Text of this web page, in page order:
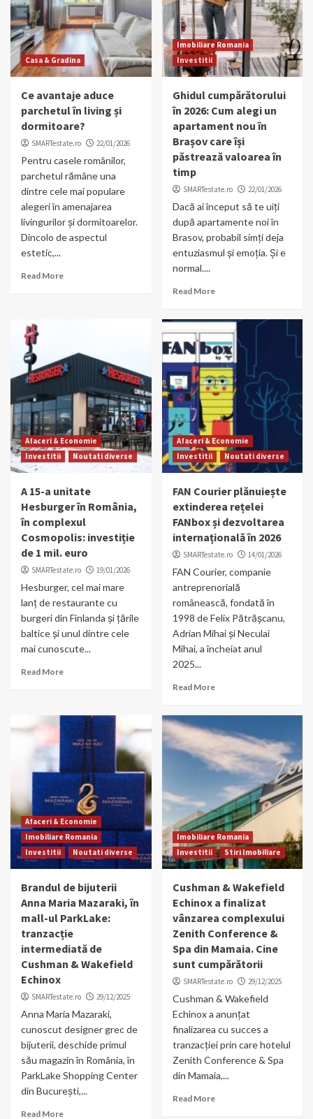
Casa & Gradina
Ce avantaje aduce
parchetul în living și
dormitoare?
SMARTestate.ro 22/01/2026
Pentru casele românilor,
parchetul rămâne una
dintre cele mai populare
alegeri în amenajarea
livingurilor și dormitoarelor.
Dincolo de aspectul
estetic,...
Read More
Imobiliare Romania
Investitii
Ghidul cumpărătorului
în 2026: Cum alegi un
apartament nou în
Brașov care își
păstrează valoarea în
timp
SMARTestate.ro 22/01/2026
Dacă ai început să te uiți
după apartamente noi în
Brasov, probabil simți deja
entuziasmul și emoția. Și e
normal....
Read More
Afaceri & Economie
Investitii
Noutati diverse
A 15-a unitate
Hesburger în România,
în complexul
Cosmopolis: investiție
de 1 mil. euro
SMARTestate.ro 19/01/2026
Hesburger, cel mai mare
lanț de restaurante cu
burgeri din Finlanda și țările
baltice și unul dintre cele
mai cunoscute...
Read More
Afaceri & Economie
Investitii
Noutati diverse
FAN Courier plănuiește
extinderea rețelei
FANbox și dezvoltarea
internațională în 2026
SMARTestate.ro 14/01/2026
FAN Courier, companie
antreprenorială
românească, fondată în
1998 de Felix Pătrășcanu,
Adrian Mihai și Neculai
Mihai, a încheiat anul
2025...
Read More
Afaceri & Economie
Imobiliare Romania
Investitii
Noutati diverse
Brandul de bijuterii
Anna Maria Mazaraki, în
mall-ul ParkLake:
tranzacție
intermediată de
Cushman & Wakefield
Echinox
SMARTestate.ro 29/12/2025
Anna Maria Mazaraki,
cunoscut designer grec de
bijuterii, deschide primul
său magazin în România, în
ParkLake Shopping Center
din București,...
Read More
Imobiliare Romania
Investitii
Stiri Imobiliare
Cushman & Wakefield
Echinox a finalizat
vânzarea complexului
Zenith Conference &
Spa din Mamaia. Cine
sunt cumpărătorii
SMARTestate.ro 29/12/2025
Cushman & Wakefield
Echinox a anunțat
finalizarea cu succes a
tranzacției prin care hotelul
Zenith Conference & Spa
din Mamaia,...
Read More